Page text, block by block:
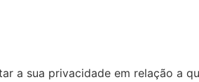
a sua privacidade em relação a